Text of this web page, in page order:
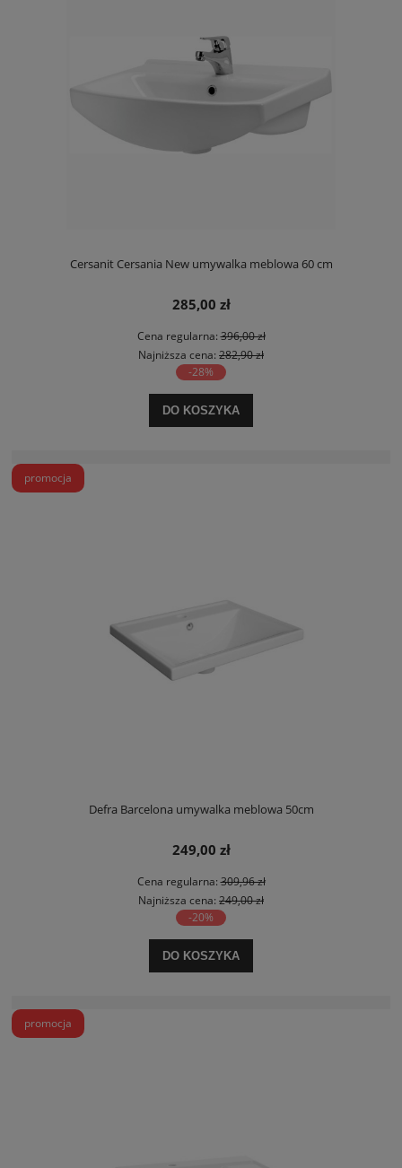
Cersanit Cersania New umywalka meblowa 60 cm
285,00 zł
Cena regularna:396,00 zł
Najniższa cena: 282,90 zł
-28%
DO KOSZYKA
Defra Barcelona umywalka meblowa 50cm
249,00 zł
Cena regularna:309,96 zł
Najniższa cena: 249,00 zł
-20%
DO KOSZYKA
promocja
promocja